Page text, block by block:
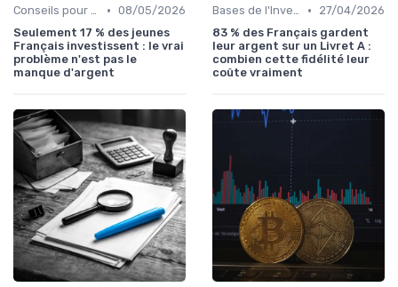
Conseils pour Jeunes Adultes • 08/05/2026
Seulement 17 % des jeunes
Français investissent : le vrai
problème n'est pas le
manque d'argent
Bases de l'Investissement •
27/04/2026
83 % des Français gardent
leur argent sur un Livret A :
combien cette fidélité leur
coûte vraiment